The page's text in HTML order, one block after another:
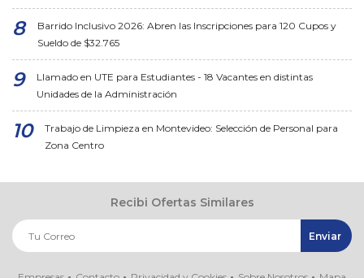
Barrido Inclusivo 2026: Abren las Inscripciones para 120 Cupos y
Sueldo de $32.765
Llamado en UTE para Estudiantes - 18 Vacantes en distintas
Unidades de la Administración
Trabajo de Limpieza en Montevideo: Selección de Personal para
Zona Centro
Recibi Ofertas Similares